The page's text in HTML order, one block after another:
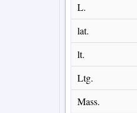
L.
lat.
lt.
Ltg.
Mass.